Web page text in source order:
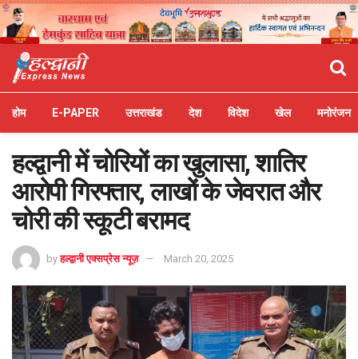
होम E-PAPER उत्तराखंड देश विदेश खेल मनोरंजन
हल्द्वानी में चोरियों का खुलासा, शातिर
आरोपी गिरफ्तार, लाखों के जेवरात और
चोरी की स्कूटी बरामद
by हल्द्वानी एक्सप्रेस न्यूज़ March 20, 2025